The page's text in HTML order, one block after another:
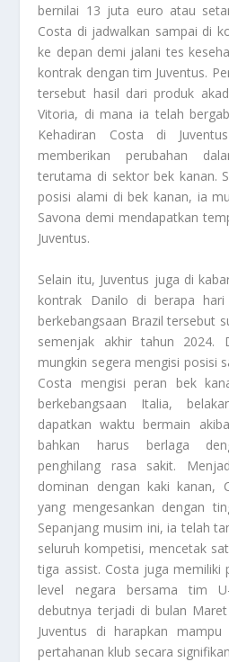
bernilai 13 juta euro atau
Costa di jadwalkan sampai di
ke depan demi jalani tes
kontrak dengan tim Juventus.
tersebut hasil dari produk
Vitoria, di mana ia telah
Kehadiran Costa di
memberikan perubahan
terutama di sektor bek kanan.
posisi alami di bek kanan, ia
Savona demi mendapatkan
Juventus.
Selain itu, Juventus juga di
kontrak Danilo di berapa
berkebangsaan Brazil tersebut
semenjak akhir tahun 2024.
mungkin segera mengisi posisi
Costa mengisi peran bek
berkebangsaan Italia,
dapatkan waktu bermain
bahkan harus berlaga
penghilang rasa sakit.
dominan dengan kaki kanan,
yang mengesankan dengan
Sepanjang musim ini, ia telah
seluruh kompetisi, mencetak
tiga assist. Costa juga memiliki
level negara bersama tim
debutnya terjadi di bulan
Juventus di harapkan mampu
pertahanan klub secara